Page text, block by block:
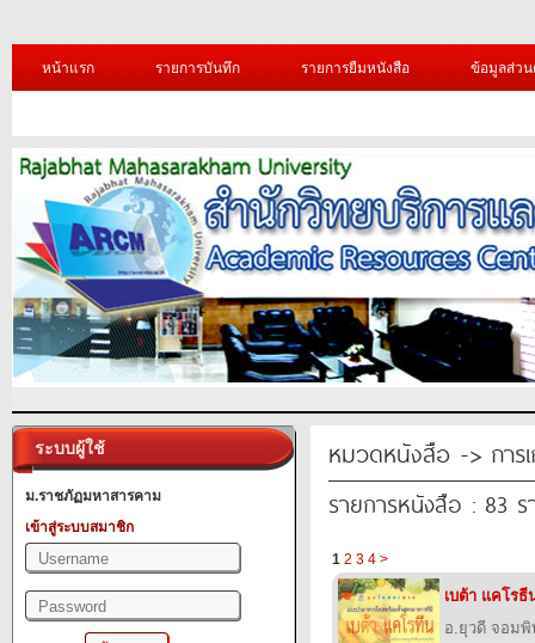
หน้าแรก รายการบันทึก รายการยืมหนังสือ ข้อมูลส่ว
ระบบผู้ใช้
ม.ราชภัฏมหาสารคาม
เข้าสู่ระบบสมาชิก
หมวดหนังสือ -> การ
รายการหนังสือ : 83 ร
1 2 3 4 >
เบต้า แคโรธี
อ.ยุวดี จอม